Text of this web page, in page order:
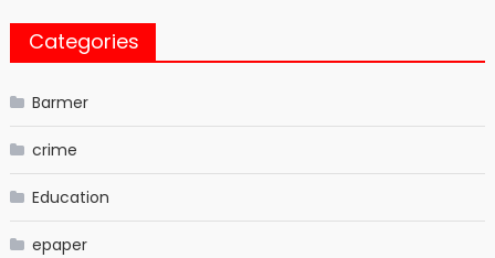
Categories
Barmer
crime
Education
epaper